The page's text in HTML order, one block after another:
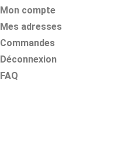
Mon compte
Mes adresses
Commandes
Déconnexion
FAQ